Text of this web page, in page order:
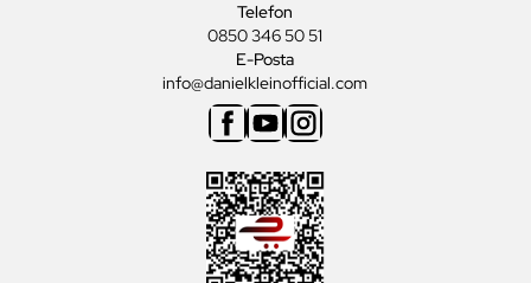
Telefon
0850 346 50 51
E-Posta
info@danielkleinofficial.com
Facebook
YoutubeInstagram